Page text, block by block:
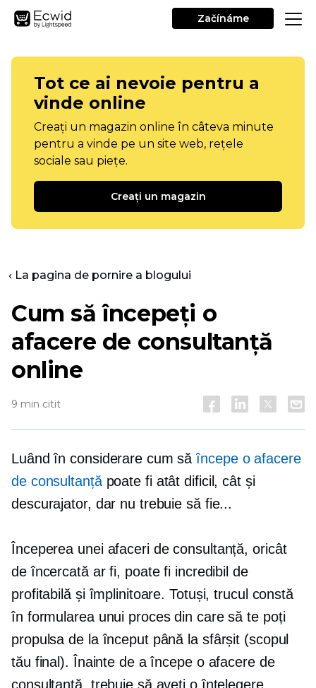
Začínáme
Tot ce ai nevoie pentru a
vinde online
Creați un magazin online în câteva minute
pentru a vinde pe un site web, rețele
sociale sau piețe.
Creați un magazin
‹ La pagina de pornire a blogului
Cum să începeți o
afacere de consultanță
online
9 min citit
Luând în considerare cum săîncepe o afacere
de consultanțăpoate fi atât dificil, cât și
descurajator, dar nu trebuie să fie...
Începerea unei afaceri de consultanță, oricât
de încercată ar fi, poate fi incredibil de
profitabilă și împlinitoare. Totuși, trucul constă
în formularea unui proces din care să te poți
propulsa de la început până la sfârșit (scopul
tău final). Înainte de a începe o afacere de
consultanță, trebuie să aveți o înțelegere